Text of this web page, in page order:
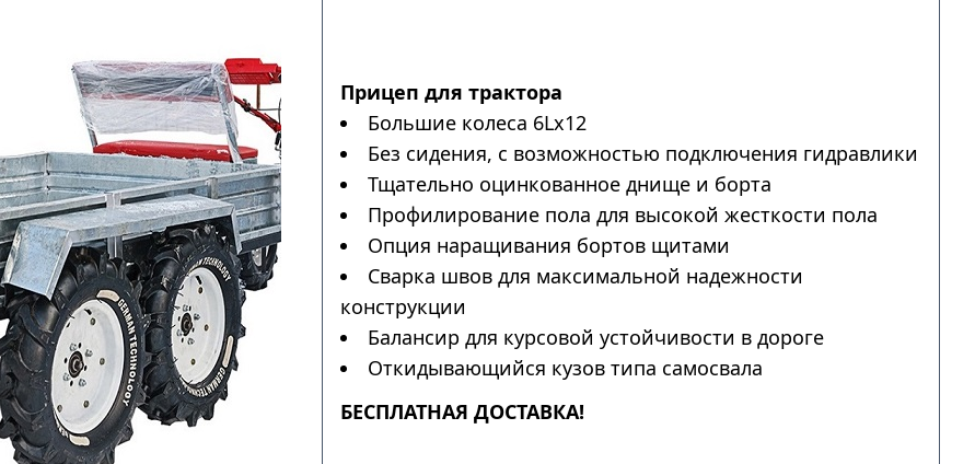
Прицеп для трактора
Большие колеса 6Lх12
Без сидения, с возможностью подключения гидравлики
Тщательно оцинкованное днище и борта
Профилирование пола для высокой жесткости пола
Опция наращивания бортов щитами
Сварка швов для максимальной надежности
конструкции
Балансир для курсовой устойчивости в дороге
Откидывающийся кузов типа самосвала
БЕСПЛАТНАЯ ДОСТАВКА!